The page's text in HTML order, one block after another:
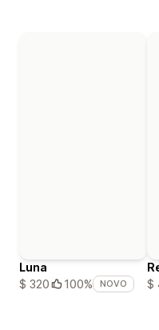
Luna
$ 320
100% NOVO
$